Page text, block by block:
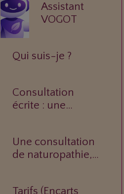
Assistant
VOGOT
Qui suis-je ?
Consultation
écrite : une
votre question.
Une consultation
de naturopathie,
Tarifs (Encarts